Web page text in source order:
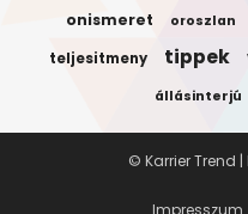
onismeret oroszlan
teljesitmeny tippek
állásinterjú
Impresszum
© Karrier Trend